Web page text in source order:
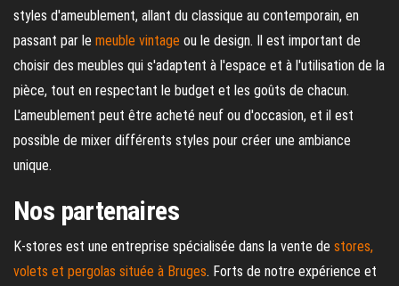
styles d'ameublement, allant du classique au contemporain, en
passant par le meuble vintage ou le design. Il est important de
choisir des meubles qui s'adaptent à l'espace et à l'utilisation de la
pièce, tout en respectant le budget et les goûts de chacun.
L'ameublement peut être acheté neuf ou d'occasion, et il est
possible de mixer différents styles pour créer une ambiance
unique.
Nos partenaires
K-stores est une entreprise spécialisée dans la vente de stores,
volets et pergolas située à Bruges. Forts de notre expérience et